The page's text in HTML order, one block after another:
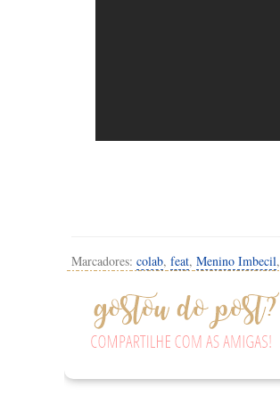
Marcadores: colab, feat, Menino Imbecil,